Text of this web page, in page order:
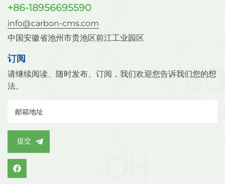
汽油等轻质燃料，目前是石油炼制工业中用量最大的催化
剂之一。 如有任何兴趣或疑问，欢迎访问我们的网站：
www.carbon-cms.cn。
+86-18956695590
info@carbon-cms.com
中国安徽省池州市贵池区前江工业园区
订阅
请继续阅读、随时发布、订阅，我们欢迎您告诉我们您的想
法。
提交